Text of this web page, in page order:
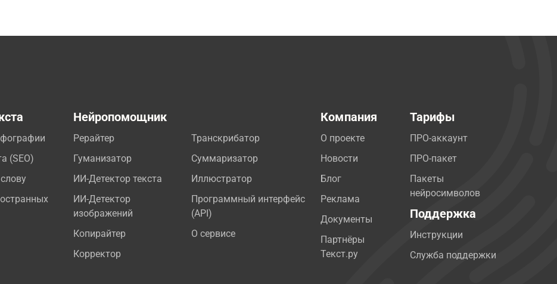
(SEO)
Нейропомощник
Рерайтер
Гуманизатор
ИИ-Детектор текста
ИИ-Детектор
изображений
Копирайтер
Корректор
Транскрибатор
Суммаризатор
Иллюстратор
Программный интерфейс
(API)
О сервисе
Компания
О проекте
Новости
Блог
Реклама
Документы
Партнёры
Текст.ру
Тарифы
ПРО-аккаунт
ПРО-пакет
Пакеты
нейросимволов
Поддержка
Инструкции
Служба поддержки